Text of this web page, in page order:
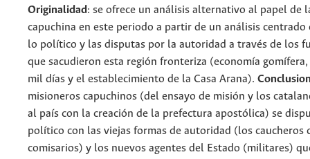
Originalidad: se ofrece un análisis alternativo al papel de
capuchina en este periodo a partir de un análisis centrado
lo político y las disputas por la autoridad a través de los
que sacudieron esta región fronteriza (economía
mil días y el establecimiento de la Casa Arana).
misioneros capuchinos (del ensayo de misión y los
al país con la creación de la prefectura apostólica) se
político con las viejas formas de autoridad (los caucheros
comisarios) y los nuevos agentes del Estado (militares)